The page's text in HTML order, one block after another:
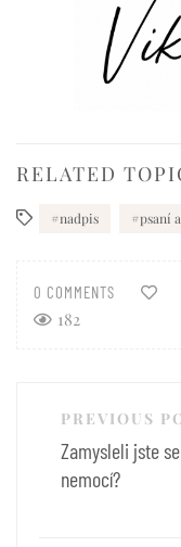
RELATED
nadpis psaní
0 COMMENTS
182
příspěvek
PREVIOUS
Zamysleli jste
nemocí?